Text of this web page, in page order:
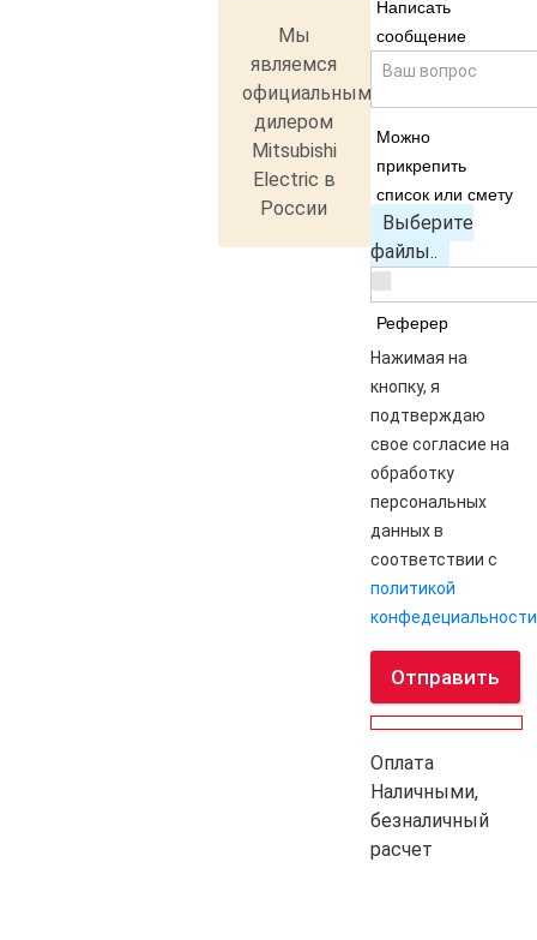
Написать
сообщение
Можно
прикрепить
список или смету
Выберите
файлы..
Реферер
Нажимая на
кнопку, я
подтверждаю
свое согласие на
обработку
персональных
данных в
соответствии с
политикой
конфедециальности
Отправить
Оплата
Наличными,
безналичный
расчет
Мы
являемся
официальным
дилером
Mitsubishi
Electric в
России